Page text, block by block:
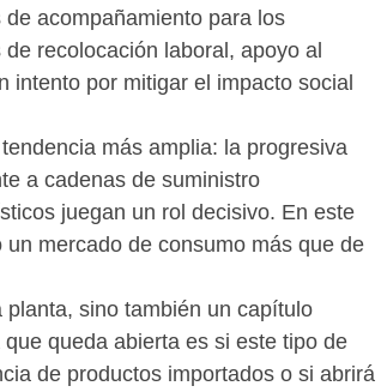
acompañamiento para los
recolocación laboral, apoyo al
intento por mitigar el impacto social
más amplia: la progresiva
a cadenas de suministro
juegan un rol decisivo. En este
mercado de consumo más que de
sino también un capítulo
queda abierta es si este tipo de
de productos importados o si abrirá